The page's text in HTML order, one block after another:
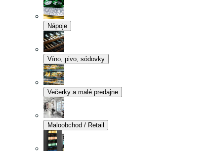
Nápoje
Víno, pivo, sódovky
Večerky a malé predajne
Maloobchod / Retail